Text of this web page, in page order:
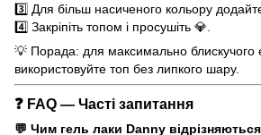
3️⃣ Для більш насиченого кольору
4️⃣ Закріпіть топом і просушіть 💎.
💡 Порада: для максимально блискучого
використовуйте топ без липкого шару.
❓ FAQ — Часті запитання
💬 Чим гель лаки Danny